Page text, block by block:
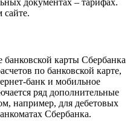
документах – тарифах.
банковской карты Сбербанка
по банковской карте,
банк и мобильное
ряд дополнительные
например, для дебетовых
Сбербанка.